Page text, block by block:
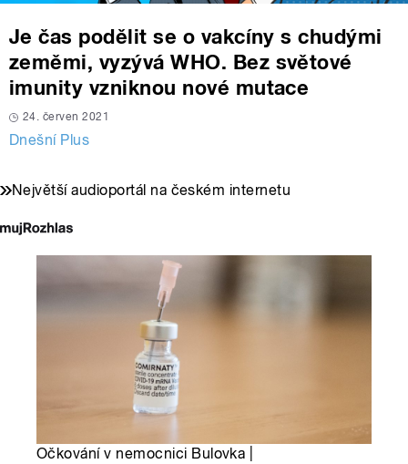
Je čas podělit se o vakcíny s chudými
zeměmi, vyzývá WHO. Bez světové
imunity vzniknou nové mutace
24. červen 2021
Dnešní Plus
Největší audioportál na českém internetu
Očkování v nemocnici Bulovka |